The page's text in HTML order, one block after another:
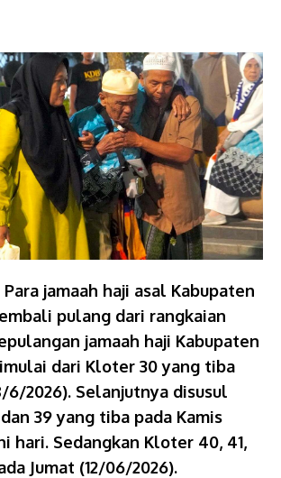
jamaah haji asal Kabupaten
pulang dari rangkaian
jamaah haji Kabupaten
dari Kloter 30 yang tiba
6/2026). Selanjutnya disusul
39 yang tiba pada Kamis
hari. Sedangkan Kloter 40, 41,
Jumat (12/06/2026).